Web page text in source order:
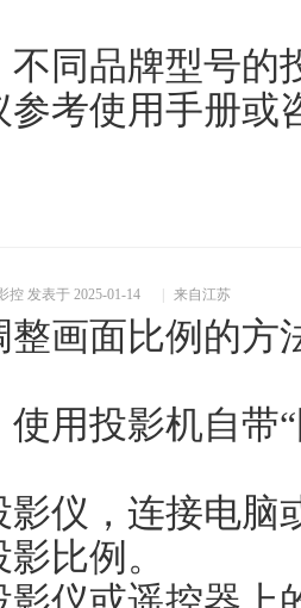
不同品牌型号的
参考使用手册或
控 发表于 2025-01-14 来自江苏
整画面比例的方
使用投影机自带
影仪，连接电脑
比例。